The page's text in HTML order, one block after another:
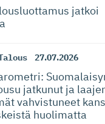
jatkoi
27.07.2026
jatkunut ja
vahvistuneet
huolimatta